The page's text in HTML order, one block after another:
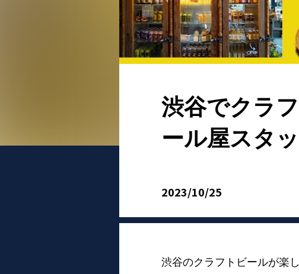
渋谷でクラ
ール屋スタ
2023/10/25
渋谷のクラフトビールが楽